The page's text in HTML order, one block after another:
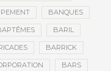
BANQUES
BARIL
BARRICK
BARS